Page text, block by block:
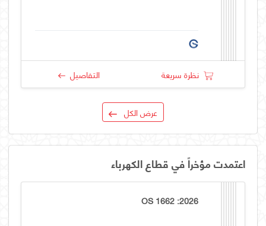
نظرة سريعة التفاصيل
عرض الكل
اعتمدت مؤخراً في قطاع الكهرباء
OS 1662 :2026